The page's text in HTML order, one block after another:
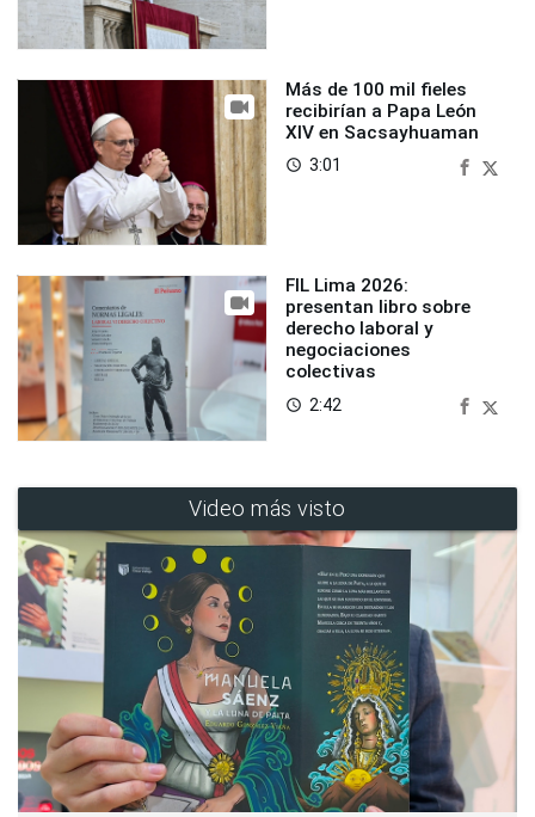
Más de 100 mil fieles
recibirían a Papa León
XIV en Sacsayhuaman
access_time 3:01
FIL Lima 2026:
presentan libro sobre
derecho laboral y
negociaciones
colectivas
access_time 2:42
Video más visto